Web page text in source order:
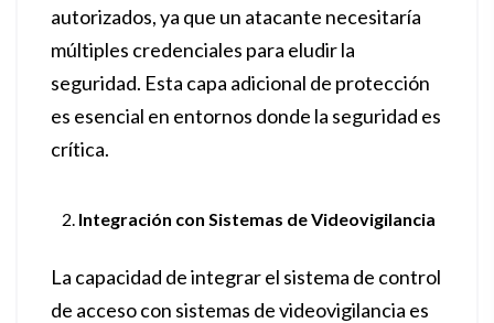
autorizados, ya que un atacante necesitaría
múltiples credenciales para eludir la
seguridad. Esta capa adicional de protección
es esencial en entornos donde la seguridad es
crítica.
Integración con Sistemas de Videovigilancia
La capacidad de integrar el sistema de control
de acceso con sistemas de videovigilancia es